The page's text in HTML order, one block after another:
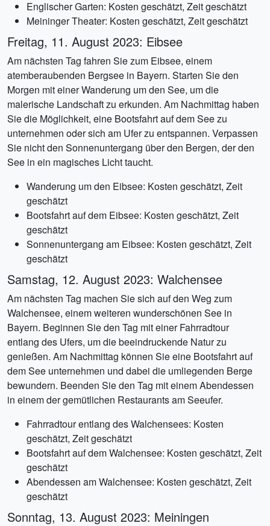
Englischer Garten: Kosten geschätzt, Zeit geschätzt
Meininger Theater: Kosten geschätzt, Zeit geschätzt
Freitag, 11. August 2023: Eibsee
Am nächsten Tag fahren Sie zum Eibsee, einem
atemberaubenden Bergsee in Bayern. Starten Sie den
Morgen mit einer Wanderung um den See, um die
malerische Landschaft zu erkunden. Am Nachmittag haben
Sie die Möglichkeit, eine Bootsfahrt auf dem See zu
unternehmen oder sich am Ufer zu entspannen. Verpassen
Sie nicht den Sonnenuntergang über den Bergen, der den
See in ein magisches Licht taucht.
Wanderung um den Eibsee: Kosten geschätzt, Zeit
geschätzt
Bootsfahrt auf dem Eibsee: Kosten geschätzt, Zeit
geschätzt
Sonnenuntergang am Eibsee: Kosten geschätzt, Zeit
geschätzt
Samstag, 12. August 2023: Walchensee
Am nächsten Tag machen Sie sich auf den Weg zum
Walchensee, einem weiteren wunderschönen See in
Bayern. Beginnen Sie den Tag mit einer Fahrradtour
entlang des Ufers, um die beeindruckende Natur zu
genießen. Am Nachmittag können Sie eine Bootsfahrt auf
dem See unternehmen und dabei die umliegenden Berge
bewundern. Beenden Sie den Tag mit einem Abendessen
in einem der gemütlichen Restaurants am Seeufer.
Fahrradtour entlang des Walchensees: Kosten
geschätzt, Zeit geschätzt
Bootsfahrt auf dem Walchensee: Kosten geschätzt, Zeit
geschätzt
Abendessen am Walchensee: Kosten geschätzt, Zeit
geschätzt
Sonntag, 13. August 2023: Meiningen